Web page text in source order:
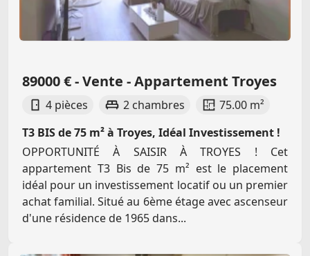
89000 € - Vente - Appartement Troyes
4 pièces 2 chambres
75.00 m²
T3 BIS de 75 m² à Troyes, Idéal Investissement !
OPPORTUNITÉ À SAISIR À TROYES ! Cet
appartement T3 Bis de 75 m² est le placement
idéal pour un investissement locatif ou un premier
achat familial. Situé au 6ème étage avec ascenseur
d'une résidence de 1965 dans...